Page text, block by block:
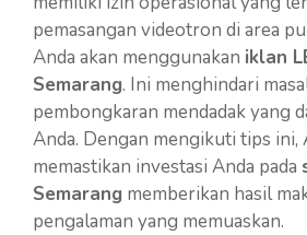
pemasangan videotron di area
Anda akan menggunakan iklan
Semarang. Ini menghindari
pembongkaran mendadak yang
Anda. Dengan mengikuti tips ini,
memastikan investasi Anda pada
Semarang memberikan hasil
pengalaman yang memuaskan.